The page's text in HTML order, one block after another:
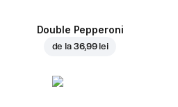
Double Pepperoni
de la 36,99 lei